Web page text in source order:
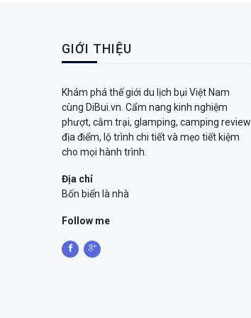
GIỚI THIỆU
Khám phá thế giới du lịch bụi Việt Nam
cùng DiBui.vn. Cẩm nang kinh nghiệm
phượt, cắm trại, glamping, camping review
địa điểm, lộ trình chi tiết và mẹo tiết kiệm
cho mọi hành trình.
Địa chỉ
Bốn biển là nhà
Follow me